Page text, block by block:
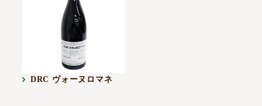
DRC ヴォーヌロマネ